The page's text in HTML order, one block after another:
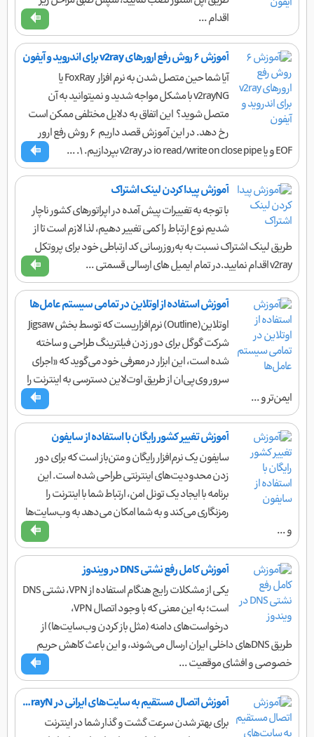
اقدام ...
آموزش ۶ روش رفع ارور‌های v2ray برای اندروید و آیفون
آیا شما حین متصل شدن به نرم افزار FoxRay یا
v2rayNG با مشکل مواجه شدید و نمیتوانید به آن
متصل شوید؟ این اتفاق به دلایل مختلفی ممکن است
رخ دهد. در این آموزش قصد داریم ۶ روش رفع ارور
EOF و یا io read/write on close pipe در v2ray بپردازیم. ۱. ...
آموزش پیدا کردن لینک اشتراک
با توجه به تغییرات پیش آمده در اپراتورهای کشور ناچار
شدیم نوع ارتباط را کمی تغییر دهیم، لذا لازم است تا از
طریق لینک اشتراک نسبت به به‌روزرسانی کد ارتباطی خود برای پروتکل
v2ray اقدام نمایید.در تمام ایمیل های ارسالی قسمتی ...
آموزش استفاده از اوتلاین در تمامی سیستم عامل‌ها
اوتلاین(Outline) نرم‌افزاریست که توسط بخش Jigsaw
شرکت گوگل برای دور زدن فیلترینگ طراحی و ساخته
شده است، این ابزار در معرفی خود می‌گوید که «اجرای
سرور وی‌پی‌ان از طریق اوت‌لاین دسترسی به اینترنت را
ایمن‌تر و ...
آموزش تغییر کشور رایگان با استفاده از سایفون
سایفون یک نرم‌افزار رایگان و متن‌باز است که برای دور
زدن محدودیت‌های اینترنتی طراحی شده است. این
برنامه با ایجاد یک تونل امن، ارتباط شما با اینترنت را
رمزنگاری می‌کند و به شما امکان می‌دهد به وب‌سایت‌ها
و ...
آموزش کامل رفع نشتی DNS در ویندوز
یکی از مشکلات رایج هنگام استفاده از VPN، نشتی DNS
است؛ به این معنی که با وجود اتصال VPN،
درخواست‌های دامنه (مثل باز کردن وب‌سایت‌ها) از
طریق DNSهای داخلی ایران ارسال می‌شوند، و این باعث کاهش حریم
خصوصی و افشای موقعیت ...
آموزش اتصال مستقیم به سایت‌های ایرانی در V2rayN
برای بهتر شدن سرعت گشت و گذار شما در اینترنت